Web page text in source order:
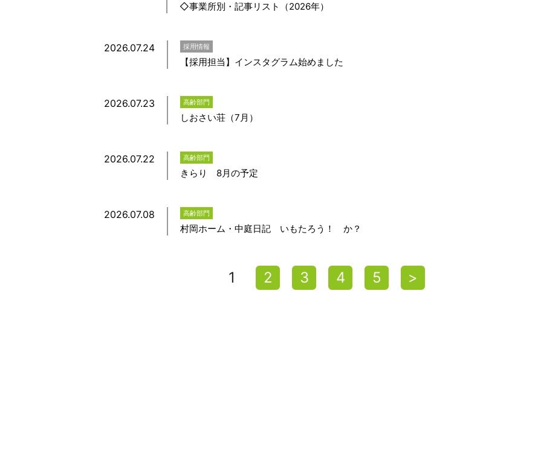
◇事業所別・記事リスト（2026年）
2026.07.24 採用情報
【採用担当】インスタグラム始めました
2026.07.23 高齢部門
しおさい荘（7月）
2026.07.22 高齢部門
きらり 8月の予定
2026.07.08 高齢部門
村岡ホーム・中庭日記 いもたろう！ か？
1 2 3 4 5 >